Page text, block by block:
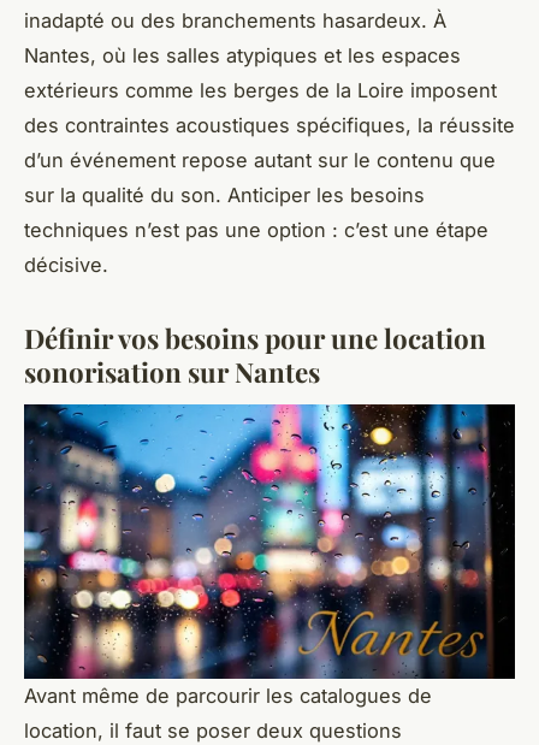
inadapté ou des branchements hasardeux. À
Nantes, où les salles atypiques et les espaces
extérieurs comme les berges de la Loire imposent
des contraintes acoustiques spécifiques, la réussite
d’un événement repose autant sur le contenu que
sur la qualité du son. Anticiper les besoins
techniques n’est pas une option : c’est une étape
décisive.
Définir vos besoins pour une location
sonorisation sur Nantes
Avant même de parcourir les catalogues de
location, il faut se poser deux questions